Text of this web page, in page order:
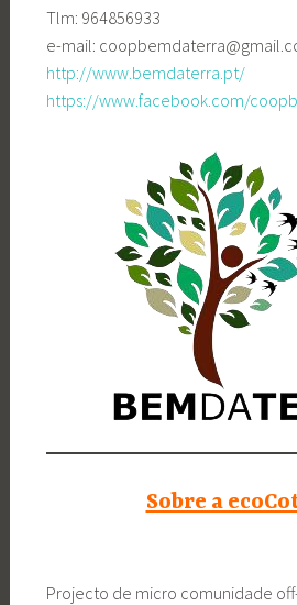
Tlm: 964856933
e-mail:
http://www.bemdaterra.pt/
https://www.facebook.com/
Sobre a
Projecto de micro comunidade